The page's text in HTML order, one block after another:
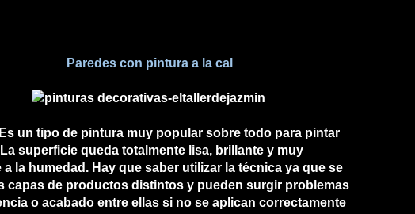
Paredes con pintura a la cal
un tipo de pintura muy popular sobre todo para pintar
superficie queda totalmente lisa, brillante y muy
a la humedad. Hay que saber utilizar la técnica ya que se
capas de productos distintos y pueden surgir problemas
o acabado entre ellas si no se aplican correctamente